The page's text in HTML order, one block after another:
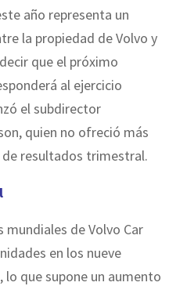
año representa un
la propiedad de Volvo y
que el próximo
al ejercicio
el subdirector
quien no ofreció más
resultados trimestral.
de Volvo Car
en los nueve
lo que supone un aumento